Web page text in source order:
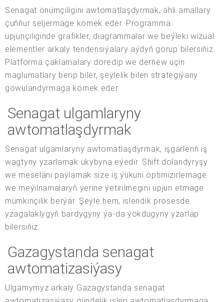
Senagat önümçiligini awtomatlaşdyrmak, ähli amallary
çuňňur seljermäge kömek eder. Programma
üpjünçiliginde grafikler, diagrammalar we beýleki wizual
elementler arkaly tendensiýalary aýdyň görüp bilersiňiz.
Platforma çaklamalary döredip we derňew üçin
maglumatlary berip biler, şeýlelik bilen strategiýany
gowulandyrmaga kömek eder.
Senagat ulgamlaryny
awtomatlaşdyrmak
Senagat ulgamlaryny awtomatlaşdyrmak, işgärleriň iş
wagtyny yzarlamak ukybyna eýedir. Shift dolandyryşy
we meseläni paýlamak size iş ýüküni optimizirlemäge
we meýilnamalaryň ýerine ýetirilmegini üpjün etmäge
mümkinçilik berýär. Şeýle hem, islendik prosesde
yzagalaklygyň bardygyny ýa-da ýokdugyny yzarlap
bilersiňiz.
Gazagystanda senagat
awtomatizasiýasy
Ulgamymyz arkaly Gazagystanda senagat